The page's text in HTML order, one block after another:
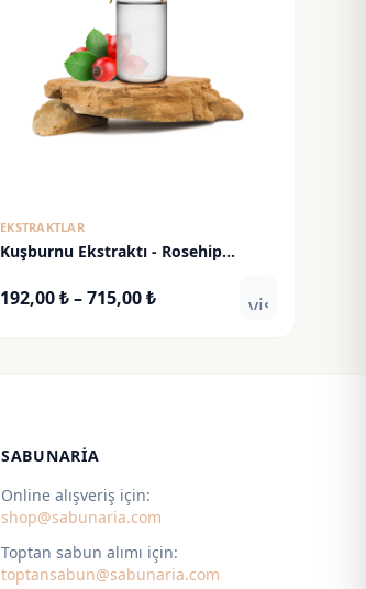
EKSTRAKTLAR
Kuşburnu Ekstraktı - Rosehip
192,00₺–715,00₺Fiyat
visibility
SABUNARIA
Online alışveriş için:
shop@sabunaria.com
Toptan sabun alımı için:
toptansabun@sabunaria.com